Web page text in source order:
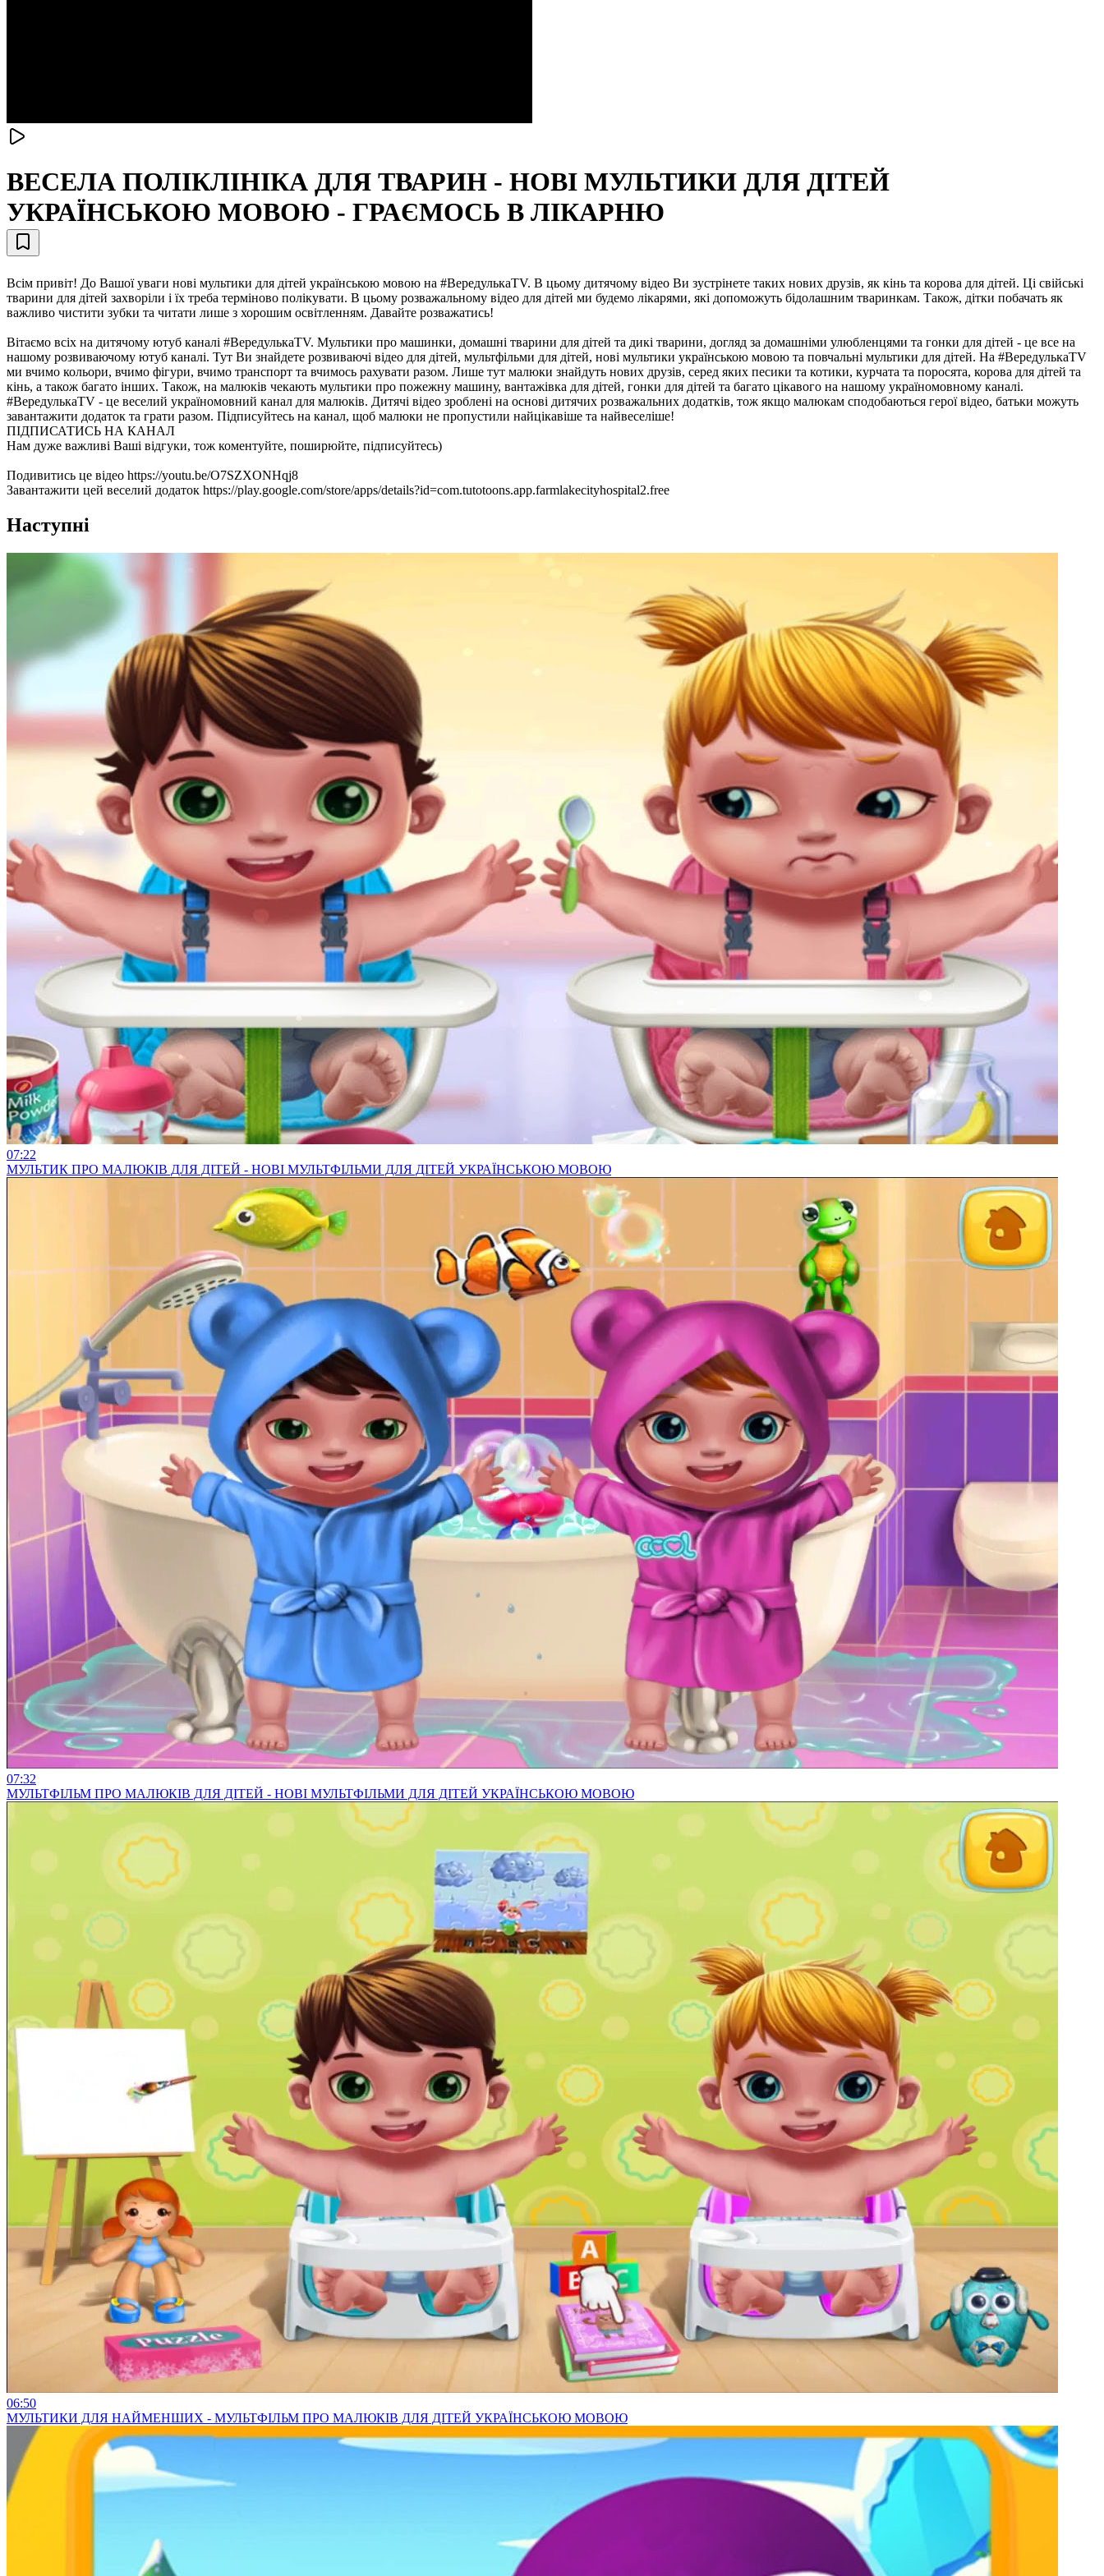
ВЕСЕЛА ПОЛІКЛІНІКА ДЛЯ ТВАРИН - НОВІ МУЛЬТИКИ ДЛЯ ДІТЕЙ
УКРАЇНСЬКОЮ МОВОЮ - ГРАЄМОСЬ В ЛІКАРНЮ
Всім привіт! До Вашої уваги нові мультики для дітей українською мовою на #ВередулькаTV. В цьому дитячому відео Ви зустрінете таких нових друзів, як кінь та корова для дітей. Ці свійські
тварини для дітей захворіли і їх треба терміново полікувати. В цьому розважальному відео для дітей ми будемо лікарями, які допоможуть бідолашним тваринкам. Також, дітки побачать як
важливо чистити зубки та читати лише з хорошим освітленням. Давайте розважатись!
Вітаємо всіх на дитячому ютуб каналі #ВередулькаТV. Мультики про машинки, домашні тварини для дітей та дикі тварини, догляд за домашніми улюбленцями та гонки для дітей - це все на
нашому розвиваючому ютуб каналі. Тут Ви знайдете розвиваючі відео для дітей, мультфільми для дітей, нові мультики українською мовою та повчальні мультики для дітей. На #ВередулькаТV
ми вчимо кольори, вчимо фігури, вчимо транспорт та вчимось рахувати разом. Лише тут малюки знайдуть нових друзів, серед яких песики та котики, курчата та поросята, корова для дітей та
кінь, а також багато інших. Також, на малюків чекають мультики про пожежну машину, вантажівка для дітей, гонки для дітей та багато цікавого на нашому україномовному каналі.
#ВередулькаТV - це веселий україномовний канал для малюків. Дитячі відео зроблені на основі дитячих розважальних додатків, тож якщо малюкам сподобаються герої відео, батьки можуть
завантажити додаток та грати разом. Підписуйтесь на канал, щоб малюки не пропустили найцікавіше та найвеселіше!
ПІДПИСАТИСЬ НА КАНАЛ
Нам дуже важливі Ваші відгуки, тож коментуйте, поширюйте, підписуйтесь)
Подивитись це відео https://youtu.be/O7SZXONHqj8
Завантажити цей веселий додаток https://play.google.com/store/apps/details?id=com.tutotoons.app.farmlakecityhospital2.free
Наступні
07:22
МУЛЬТИК ПРО МАЛЮКІВ ДЛЯ ДІТЕЙ - НОВІ МУЛЬТФІЛЬМИ ДЛЯ ДІТЕЙ УКРАЇНСЬКОЮ МОВОЮ
07:32
МУЛЬТФІЛЬМ ПРО МАЛЮКІВ ДЛЯ ДІТЕЙ - НОВІ МУЛЬТФІЛЬМИ ДЛЯ ДІТЕЙ УКРАЇНСЬКОЮ МОВОЮ
06:50
МУЛЬТИКИ ДЛЯ НАЙМЕНШИХ - МУЛЬТФІЛЬМ ПРО МАЛЮКІВ ДЛЯ ДІТЕЙ УКРАЇНСЬКОЮ МОВОЮ